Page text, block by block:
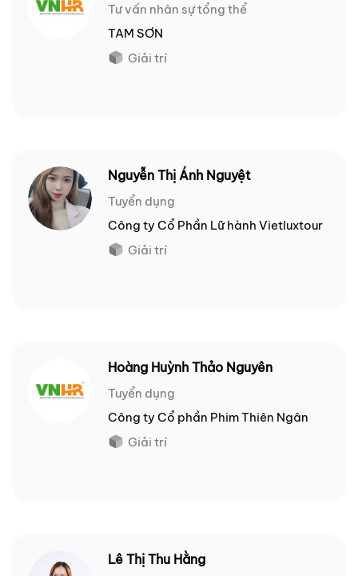
Tư vấn nhân sự tổng thể
TAM SƠN
Giải trí
Nguyễn Thị Ánh Nguyệt
Tuyển dụng
Công ty Cổ Phần Lữ hành Vietluxtour
Giải trí
Hoàng Huỳnh Thảo Nguyên
Tuyển dụng
Công ty Cổ phần Phim Thiên Ngân
Giải trí
Lê Thị Thu Hằng